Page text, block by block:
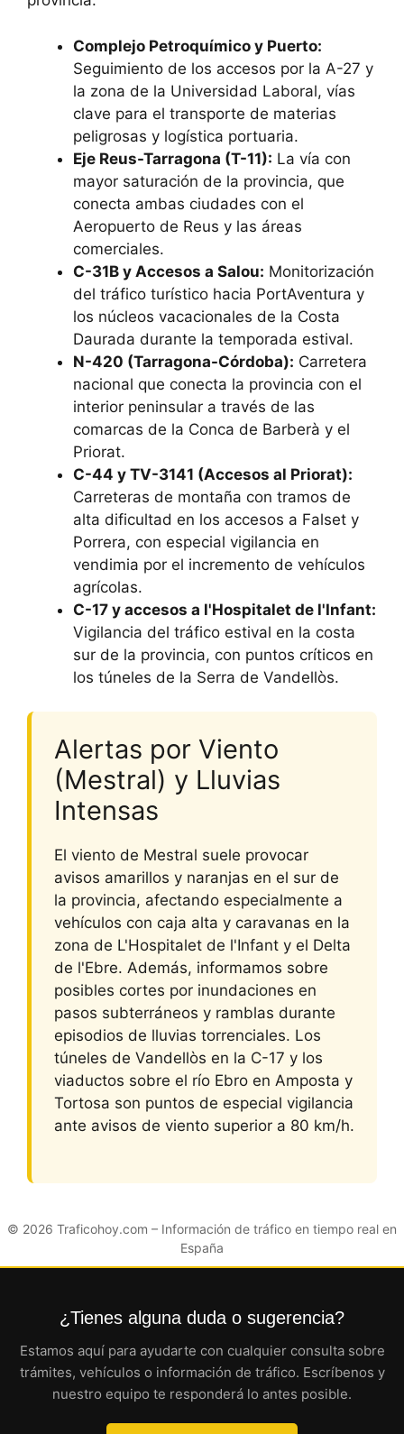
Complejo Petroquímico y Puerto:
Seguimiento de los accesos por la A-27 y
la zona de la Universidad Laboral, vías
clave para el transporte de materias
peligrosas y logística portuaria.
Eje Reus-Tarragona (T-11): La vía con
mayor saturación de la provincia, que
conecta ambas ciudades con el
Aeropuerto de Reus y las áreas
comerciales.
C-31B y Accesos a Salou: Monitorización
del tráfico turístico hacia PortAventura y
los núcleos vacacionales de la Costa
Daurada durante la temporada estival.
N-420 (Tarragona-Córdoba): Carretera
nacional que conecta la provincia con el
interior peninsular a través de las
comarcas de la Conca de Barberà y el
Priorat.
C-44 y TV-3141 (Accesos al Priorat):
Carreteras de montaña con tramos de
alta dificultad en los accesos a Falset y
Porrera, con especial vigilancia en
vendimia por el incremento de vehículos
agrícolas.
C-17 y accesos a l'Hospitalet de l'Infant:
Vigilancia del tráfico estival en la costa
sur de la provincia, con puntos críticos en
los túneles de la Serra de Vandellòs.
Alertas por Viento
(Mestral) y Lluvias
Intensas
El viento de Mestral suele provocar
avisos amarillos y naranjas en el sur de
la provincia, afectando especialmente a
vehículos con caja alta y caravanas en la
zona de L'Hospitalet de l'Infant y el Delta
de l'Ebre. Además, informamos sobre
posibles cortes por inundaciones en
pasos subterráneos y ramblas durante
episodios de lluvias torrenciales. Los
túneles de Vandellòs en la C-17 y los
viaductos sobre el río Ebro en Amposta y
Tortosa son puntos de especial vigilancia
ante avisos de viento superior a 80 km/h.
© 2026 Traficohoy.com – Información de tráfico en tiempo real en
España
¿Tienes alguna duda o sugerencia?
Estamos aquí para ayudarte con cualquier consulta sobre
trámites, vehículos o información de tráfico. Escríbenos y
nuestro equipo te responderá lo antes posible.